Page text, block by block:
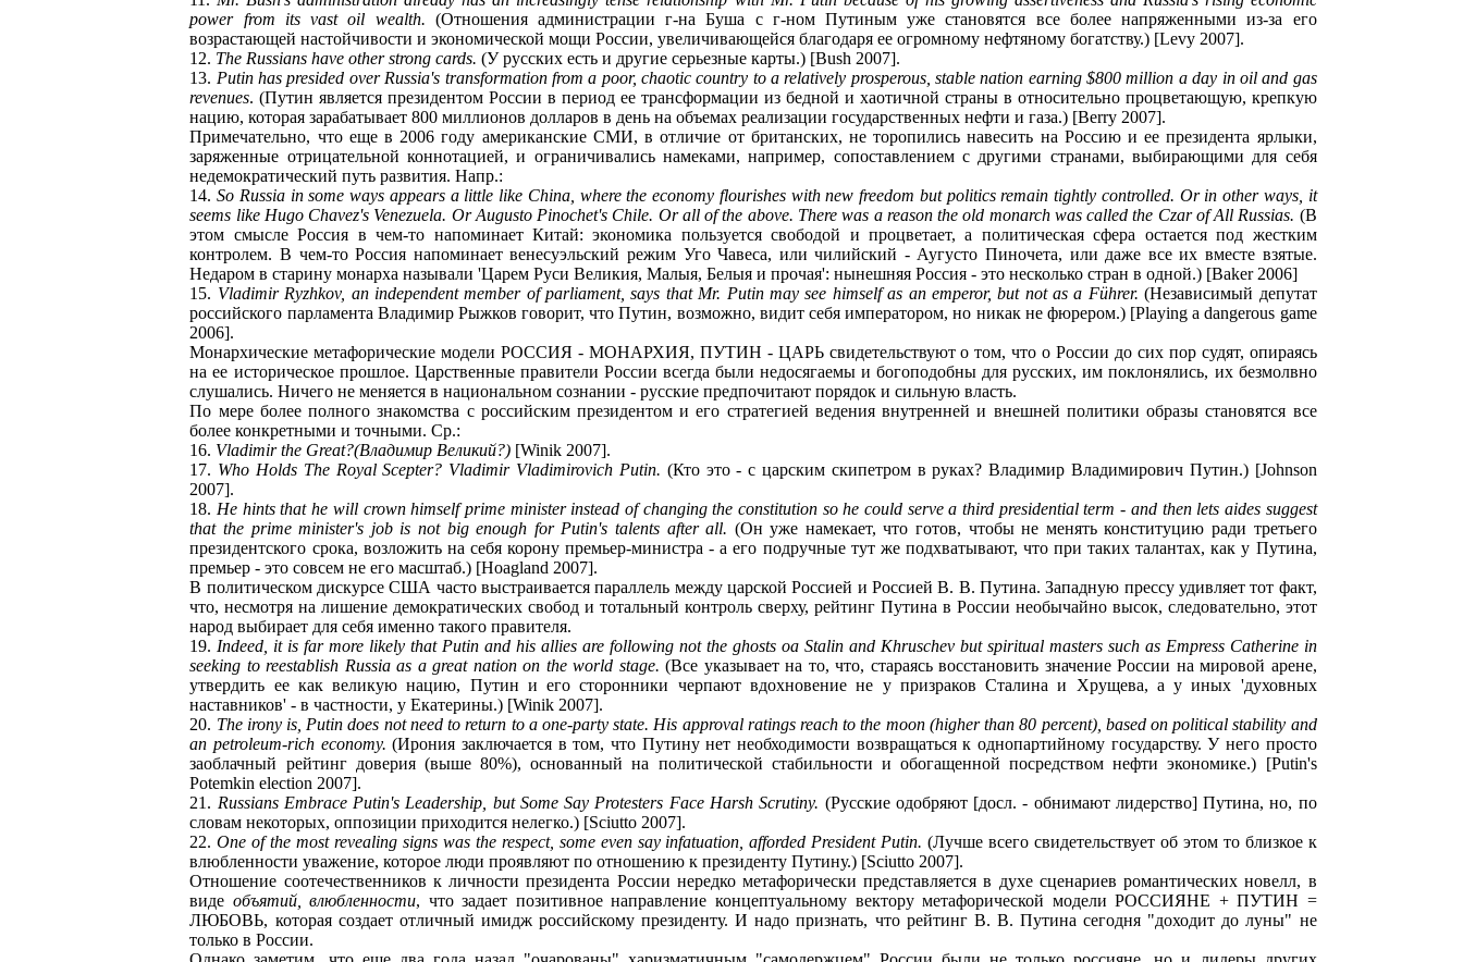
power from its vast oil wealth. (Отношения администрации г-на Буша с г-ном Путиным уже становятся все более напряженными из-за его
возрастающей настойчивости и экономической мощи России, увеличивающейся благодаря ее огромному нефтяному богатству.) [Levy 2007].
12. The Russians have other strong cards. (У русских есть и другие серьезные карты.) [Bush 2007].
13. Putin has presided over Russia's transformation from a poor, chaotic country to a relatively prosperous, stable nation earning $800 million a day in oil and gas
revenues. (Путин является президентом России в период ее трансформации из бедной и хаотичной страны в относительно процветающую, крепкую
нацию, которая зарабатывает 800 миллионов долларов в день на объемах реализации государственных нефти и газа.) [Berry 2007].
Примечательно, что еще в 2006 году американские СМИ, в отличие от британских, не торопились навесить на Россию и ее президента ярлыки,
заряженные отрицательной коннотацией, и ограничивались намеками, например, сопоставлением с другими странами, выбирающими для себя
недемократический путь развития. Напр.:
14.So Russia in some ways appears a little like China, where the economy flourishes with new freedom but politics remain tightly controlled. Or in other ways, it
seems like Hugo Chavez's Venezuela. Or Augusto Pinochet's Chile. Or all of the above. There was a reason the old monarch was called the Czar of All Russias. (В
этом смысле Россия в чем-то напоминает Китай: экономика пользуется свободой и процветает, а политическая сфера остается под жестким
контролем. В чем-то Россия напоминает венесуэльский режим Уго Чавеса, или чилийский - Аугусто Пиночета, или даже все их вместе взятые.
Недаром в старину монарха называли 'Царем Руси Великия, Малыя, Белыя и прочая': нынешняя Россия - это несколько стран в одной.) [Baker 2006]
15. Vladimir Ryzhkov, an independent member of parliament, says that Mr. Putin may see himself as an emperor, but not as a Führer. (Независимый депутат
российского парламента Владимир Рыжков говорит, что Путин, возможно, видит себя императором, но никак не фюрером.) [Playing a dangerous game
2006].
Монархические метафорические модели РОССИЯ - МОНАРХИЯ, ПУТИН - ЦАРЬ свидетельствуют о том, что о России до сих пор судят, опираясь
на ее историческое прошлое. Царственные правители России всегда были недосягаемы и богоподобны для русских, им поклонялись, их безмолвно
слушались. Ничего не меняется в национальном сознании - русские предпочитают порядок и сильную власть.
По мере более полного знакомства с российским президентом и его стратегией ведения внутренней и внешней политики образы становятся все
более конкретными и точными. Ср.:
16. Vladimir the Great?(Владимир Великий?) [Winik 2007].
17. Who Holds The Royal Scepter? Vladimir Vladimirovich Putin. (Кто это - с царским скипетром в руках? Владимир Владимирович Путин.) [Johnson
2007].
18. He hints that he will crown himself prime minister instead of changing the constitution so he could serve a third presidential term - and then lets aides suggest
that the prime minister's job is not big enough for Putin's talents after all. (Он уже намекает, что готов, чтобы не менять конституцию ради третьего
президентского срока, возложить на себя корону премьер-министра - а его подручные тут же подхватывают, что при таких талантах, как у Путина,
премьер - это совсем не его масштаб.) [Hoagland 2007].
В политическом дискурсе США часто выстраивается параллель между царской Россией и Россией В. В. Путина. Западную прессу удивляет тот факт,
что, несмотря на лишение демократических свобод и тотальный контроль сверху, рейтинг Путина в России необычайно высок, следовательно, этот
народ выбирает для себя именно такого правителя.
19. Indeed, it is far more likely that Putin and his allies are following not the ghosts oа Stalin and Khruschev but spiritual masters such as Empress Catherine in
seeking to reestablish Russia as a great nation on the world stage. (Все указывает на то, что, стараясь восстановить значение России на мировой арене,
утвердить ее как великую нацию, Путин и его сторонники черпают вдохновение не у призраков Сталина и Хрущева, а у иных 'духовных
наставников' - в частности, у Екатерины.) [Winik 2007].
20. The irony is, Putin does not need to return to a one-party state. His approval ratings reach to the moon (higher than 80 percent), based on political stability and
an petroleum-rich economy. (Ирония заключается в том, что Путину нет необходимости возвращаться к однопартийному государству. У него просто
заоблачный рейтинг доверия (выше 80%), основанный на политической стабильности и обогащенной посредством нефти экономике.) [Putin's
Potemkin election 2007].
21. Russians Embrace Putin's Leadership, but Some Say Protesters Face Harsh Scrutiny. (Русские одобряют [досл. - обнимают лидерство] Путина, но, по
словам некоторых, оппозиции приходится нелегко.) [Sciutto 2007].
22.One of the most revealing signs was the respect, some even say infatuation, afforded President Putin. (Лучше всего свидетельствует об этом то близкое к
влюбленности уважение, которое люди проявляют по отношению к президенту Путину.) [Sciutto 2007].
Отношение соотечественников к личности президента России нередко метафорически представляется в духе сценариев романтических новелл, в
виде объятий, влюбленности, что задает позитивное направление концептуальному вектору метафорической модели РОССИЯНЕ + ПУТИН =
ЛЮБОВЬ, которая создает отличный имидж российскому президенту. И надо признать, что рейтинг В. В. Путина сегодня "доходит до луны" не
только в России.